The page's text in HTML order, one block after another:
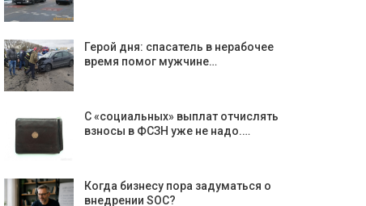
Герой дня: спасатель в нерабочее
время помог мужчине…
С «социальных» выплат отчислять
взносы в ФСЗН уже не надо.…
Когда бизнесу пора задуматься о
внедрении SOC?